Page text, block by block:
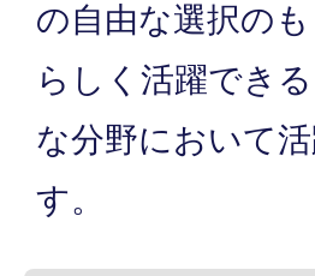
の自由な選択の
らしく活躍でき
な分野において
す。